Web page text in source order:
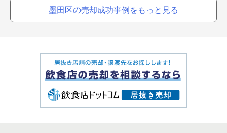
墨田区の売却成功事例をもっと見る